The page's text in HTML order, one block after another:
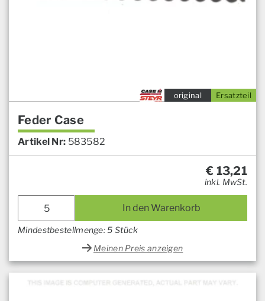
Ersatzteil
original
Feder Case
Artikel Nr: 583582
€ 13,21
inkl. MwSt.
In den Warenkorb
Mindestbestellmenge: 5 Stück
Meinen Preis anzeigen